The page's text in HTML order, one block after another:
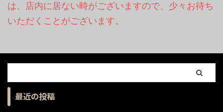
は、店内に居ない時がございますので、少々お待ち
いただくことがございます。
最近の投稿